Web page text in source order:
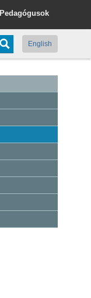
Pedagógusok
English